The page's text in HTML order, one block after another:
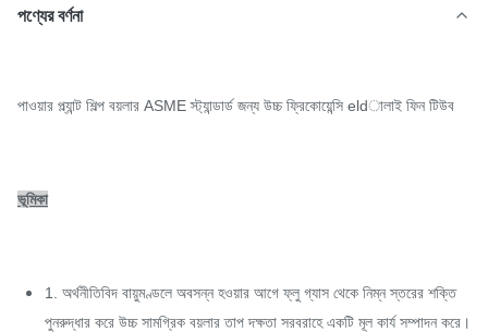
পণ্যের বর্ণনা
পাওয়ার প্ল্যান্ট শিল্প বয়লার ASME স্ট্যান্ডার্ড জন্য উচ্চ ফ্রিকোয়েন্সি eldালাই ফিন টিউব
ভূমিকা
1. অর্থনীতিবিদ বায়ুমণ্ডলে অবসন্ন হওয়ার আগে ফ্লু গ্যাস থেকে নিম্ন স্তরের শক্তি
পুনরুদ্ধার করে উচ্চ সামগ্রিক বয়লার তাপ দক্ষতা সরবরাহে একটি মূল কার্য সম্পাদন করে।